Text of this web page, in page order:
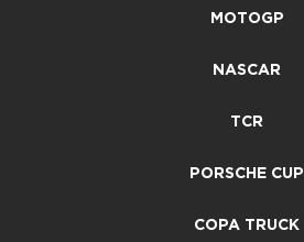
MOTOGP
NASCAR
TCR
PORSCHE CUP
COPA TRUCK